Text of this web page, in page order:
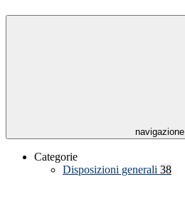
navigazione
Categorie
Disposizioni generali 38